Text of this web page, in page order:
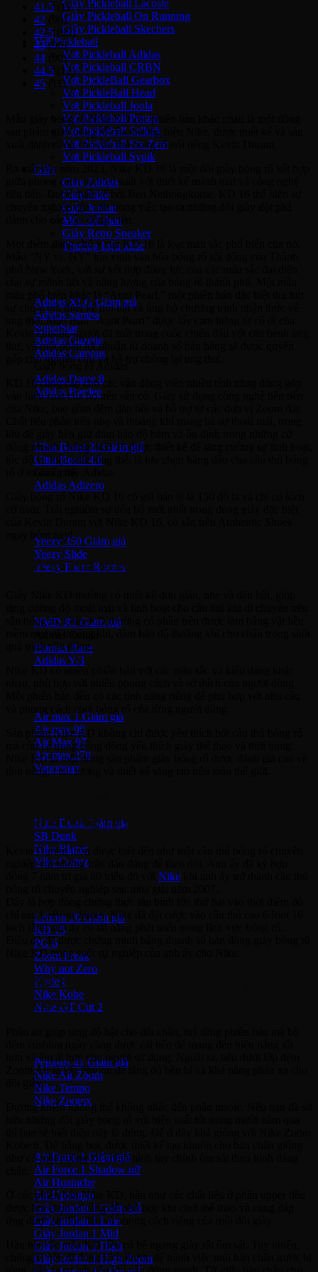
Giày Pickleball Lacoste
Giày Pickleball On Running
Giày Pickleball Skechers
Vợt Pickleball
Vợt Pickleball Adidas
Vợt Pickleball CRBN
Vợt PickleBall Gearbox
Vợt PickleBall Head
Vợt Pickleball Joola
Vợt Pickleball Proton
Vợt Pickleball Selkirk
Vợt Pickleball Six Zero
Vợt Pickleball Sypik
Giày
Giày Adidas
Giày Nike
Giày Jordan
Môn thể thao
Giày Retro Sneaker
Thương hiệu khác
Adidas XLG
Adidas Samba
SuperStar
Adidas Gazelle
Adidas Campus
Adidas Dame 8
Adidas Harden
Ultra Boost 22
Ultra Boost 4.0
Adidas Adizero
Yeezy 350
Yeezy Slide
Yeezy Foam Runner
NMD R1
Human Race
Adidas Y-3
Air max 1
Air max 90
Air Max 97
Air max 270
Vapormax
Nike Dunk
SB Dunk
Nike Blazer
Nike Cortez
Lebron 20
KD 15
PG 6
Zoom Freak
Why not Zero
Kyrie 8
Nike Kobe
NIke GT Cut 2
Pegasus 41
Nike Air Zoom
Nike Tempo
Nike Zoomx
Air Force 1
Air Force 1 Shadow nữ
Air Huarache
Air Uptempo
Giày Jordan 1
Giày Jordan 1 Low
Giày Jordan 1 Mid
Giày Jordan 1 High
Giày Jordan 1 High Zoom
41.5
(1)
42
(96)
42.5
(99)
43 (90)
44
(90)
44.5
(12)
45
(11)
Mẫu giày bóng rổ Nike KD các phiên bản khác nhau là một dòng
sản phẩm giày bóng rổ của thương hiệu Nike, được thiết kế và sản
xuất dành riêng cho cầu thủ bóng rổ nổi tiếng Kevin Durant.
Ra mắt vào năm 2023, Nike KD 16 là một đôi giày bóng rổ kết hợp
giữa phong cách và hiệu suất với thiết kế mảnh mai và công nghệ
tiên tiến. Được thiết kế bởi Ben Nethongkome, KD 16 thể hiện sự
chuyên nghiệp của anh trong việc tạo ra những đôi giày đột phá
dành cho các vận động viên.
Một điểm đáng chú ý của KD 16 là loạt màu sắc phổ biến của nó.
màu phổ biến khác là “Aunt Pearl,” một phiên bản đặc biệt thu hút
sự chú ý với thiết kế nổi bật và ủng hộ chương trình nhận thức về
ung thư. Mẫu màu “Aunt Pearl” được lấy cảm hứng từ cô dì của
Kevin Durant, người đã mất trong cuộc chiến đấu với căn bệnh ung
thư, và một phần lợi nhuận từ doanh số bán hàng sẽ được quyên
góp cho nghiên cứu và hỗ trợ chống lại ung thư.
KD 16 cung cấp cho các vận động viên nhiều tính năng đóng góp
vào hiệu suất của họ trên sân cỏ. Giày sử dụng công nghệ tiên tiến
động nhanh chóng. KD 16 được thiết kế để tăng cường sự linh hoạt,
tốc độ và hiệu suất tổng thể, là lựa chọn hàng đầu cho cầu thủ bóng
ngay hôm nay!
Thiết kế của giày Nike KD
sân bóng rổ. Giày KD thường có phần trên được làm bằng vật liệu
quá trình vận động.
Sản phẩm Nike KD không chỉ được yêu thích bởi cầu thủ bóng rổ
mà còn cả trong cộng đồng yêu thích giày thể thao và thời trang.
Nike KD là một dòng sản phẩm giày bóng rổ được đánh giá cao về
tính năng, chất lượng và thiết kế sáng tạo trên toàn thế giới.
cầu thủ bóng rổ giỏi nhất thế giới
Kevin Durant luôn được biết đến như một cầu thủ bóng rổ chuyên
nghiệp với những trận đấu đáng để theo dõi. Anh ấy đã ký hợp
Nike
chỉ sau LeBron James. Nike đã đặt cược vào cầu thủ cao 6 foot 10
inch rằng anh ấy có tài năng phát triển trong lĩnh vực bóng rổ.
Điều đó đã được chứng minh bằng doanh số bán dòng giày bóng rổ
Nike KD trong suôt sự nghiệp của anh ấy cho Nike.
Những điều tạo nên sự thành công của
mẫu giày
hơn và êm ái hơn cho người sử dụng. Ngoài ra, bên dưới lớp đệm
Zoom Air là lớp Phylon để tăng độ bền bỉ và khả năng phản xạ cho
đôi giày.
Đương nhiên không thể không nhắc đến phần insole. Nếu bạn đã sở
như có một miếng lót chỉnh hình tùy chỉnh ôm sát theo hình dáng
Ở các phiên bản Nike KD, hầu như các chất liệu ở phần upper đều
được lựa chọn kĩ càng để phù hợp khi chơi thể thao và cũng đáp
ứng được sự độc đáo và phong cách riêng của mỗi đôi giày.
Hầu hết các mẫu KD đều có bề ngang giày rất ôm sát. Tuy nhiên,
chúng ta nên đi đúng kích thước để tránh việc mũi bàn chân trước bị